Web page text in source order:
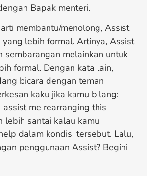
Bapak menteri.
membantu/menolong, Assist
yang lebih formal. Artinya, Assist
sembarangan melainkan untuk
formal. Dengan kata lain,
bicara dengan teman
kaku jika kamu bilang:
assist me rearranging this
lebih santai kalau kamu
dalam kondisi tersebut. Lalu,
penggunaan Assist? Begini